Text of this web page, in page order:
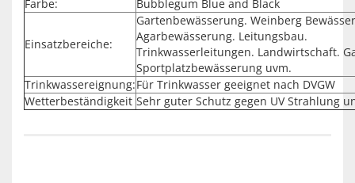
Farbe:
Bubblegum Blue and Black
Einsatzbereiche:
Gartenbewässerung. Weinberg
Agarbewässerung. Leitungsbau.
Trinkwasserleitungen. Landwirtschaft.
Sportplatzbewässerung uvm.
Trinkwassereignung:Für Trinkwasser geeignet nach DVGW
Wetterbeständigkeit Sehr guter Schutz gegen UV Strahlung